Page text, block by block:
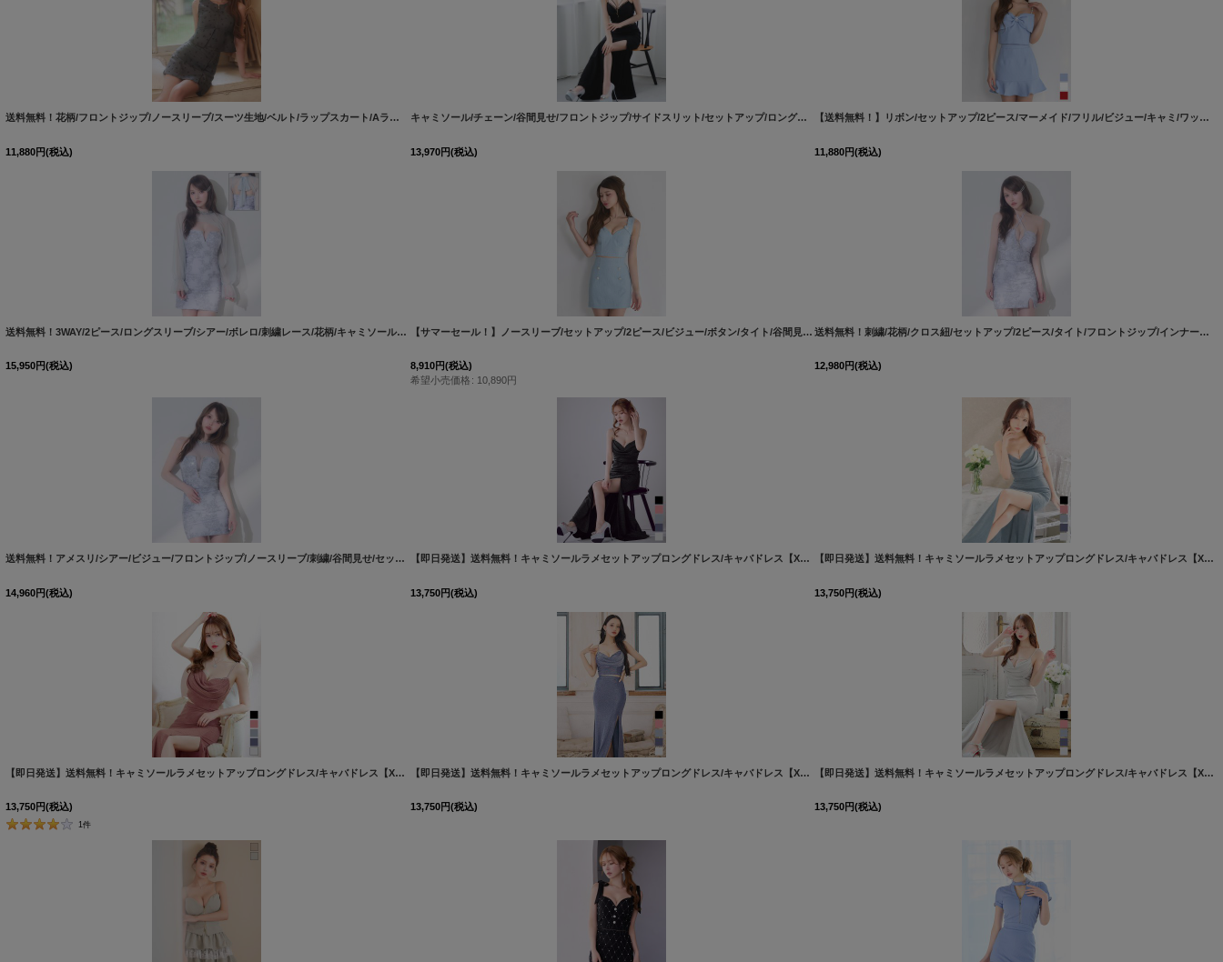
送料無料！花柄/フロントジップ/ノースリーブ/スーツ生地/ベルト/ラップスカート/Aライン/インナーパンツ/セットアップ/ミニドレス/キャバドレス【XS-Mサイズ/1カラー】[OF01]【SB】dzjvAG 8590SBdzjvAG-260727-1]
11,880円(税込)
キャミソール/チェーン/谷間見せ/フロントジップ/サイドスリット/セットアップ/ロングドレス/キャバドレス【S-XLサイズ/1カラー】[OF03] 【YN】dzy [5351YNdzy-260728-1]
13,970円(税込)
【送料無料！】リボン/セットアップ/2ピース/マーメイド/フリル/ビジュー/キャミ/ワッフル生地/谷間見せ/ミニドレス/キャバドレス 【XS-Mサイズ/3カラー】[OF03-X] 【YN】dzt
11,880円(税込)
送料無料！3WAY/2ピース/ロングスリーブ/シアー/ボレロ/刺繍レース/花柄/キャミソール/タイト/ミニドレス/キャバドレス【XS-Mサイズ/1カラー】[OF03]【YN】dzjsAGO [6024YNdzjsAGO-260722-1]
15,950円(税込)
【サマーセール！】ノースリーブ/セットアップ/2ピース/ビジュー/ボタン/タイト/谷間見せ/背中隠し/ミニドレス/キャバドレス【XS-Mサイズ/1カラー】[OF03] 【YN】dzj [
8,910円(税込)
希望小売価格 : 10,890円
送料無料！刺繍/花柄/クロス紐/セットアップ/2ピース/タイト/フロントジップ/インナーパンツ/谷間見せ/ミニドレス/キャバドレス【XS-Mサイズ/1カラー】[OF03]【YN】dzcvJS
12,980円(税込)
送料無料！アメスリ/シアー/ビジュー/フロントジップ/ノースリーブ/刺繍/谷間見せ/セットアップ/インナーパンツ付/タイト/ミニドレス/キャバドレス【XS-Mサイズ/1カラー】[OF03]【YN】dzwvJS [6022YNdzwvJS-260722-1]
14,960円(税込)
【即日発送】送料無料！キャミソールラメセットアップロングドレス/キャバドレス【XS-Lサイズ/5カラー】[OF03] 【YN】dzw [5044YNdzw-260228-1]
13,750円(税込)
【即日発送】送料無料！キャミソールラメセットアップロングドレス/キャバドレス【XS-Lサイズ/5カラー】[OF03] 【YN】dzw
13,750円(税込)
【即日発送】送料無料！キャミソールラメセットアップロングドレス/キャバドレス【XS-Lサイズ/5カラー】[OF03] 【YN】dzw [5044YNdzw-240228-2]
13,750円(税込)
1件
【即日発送】送料無料！キャミソールラメセットアップロングドレス/キャバドレス【XS-Lサイズ/5カラー】[OF03] 【YN】dzw [5044YNdzw-241030-2]
13,750円(税込)
【即日発送】送料無料！キャミソールラメセットアップロングドレス/キャバドレス【XS-Lサイズ/5カラー】[OF03] 【YN】dzw
13,750円(税込)